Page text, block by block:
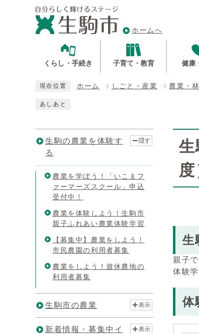
ホームへ
くらし・手続き 子育て・教育 健康
現在位置 ホーム しごと・産業 農業・
あしあと
生
度
生
親子
体験
体
生駒の農業を体験す
る
隠す
農業を学ぼう！「いこまフ
ァーマーズスクール」申込
受付中！
農業を体験しよう！生駒市
親子ふれあい農業体験学習
【募集中】農業をしよう！
市民農園の利用者募集
農業をしよう！遊休農地の
利用者募集
生駒市の農業 表示
新着情報・募集中イ
表示